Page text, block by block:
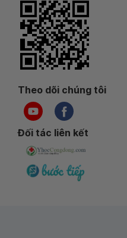
Theo dõi chúng tôi
Đối tác liên kết